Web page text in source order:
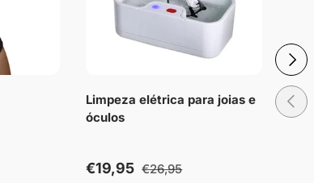
Limpeza elétrica para joias e
óculos
€19,95 €26,95